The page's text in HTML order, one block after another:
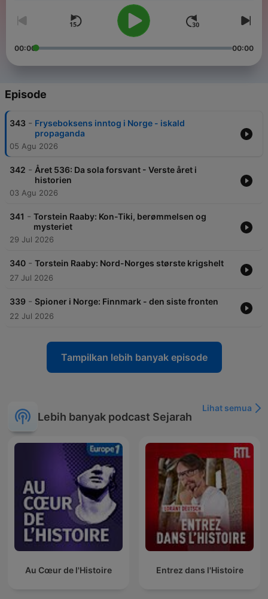
00:00 00:00
Episode
343 - Fryseboksens inntog i Norge - iskald
propaganda
05 Agu 2026
342 - Året 536: Da sola forsvant - Verste året i
historien
03 Agu 2026
341 - Torstein Raaby: Kon-Tiki, berømmelsen og
mysteriet
29 Jul 2026
340 - Torstein Raaby: Nord-Norges største krigshelt
27 Jul 2026
339 - Spioner i Norge: Finnmark - den siste fronten
22 Jul 2026
Tampilkan lebih banyak episode
Lebih banyak podcast Sejarah
Lihat semua
Au Cœur de l'Histoire Entrez dans l'Histoire